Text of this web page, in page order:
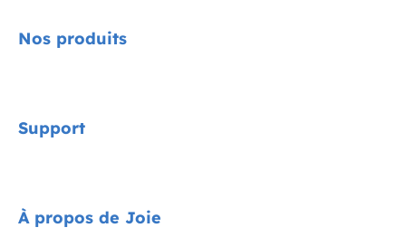
Nos produits
Poussettes
Support
À propos de Joie